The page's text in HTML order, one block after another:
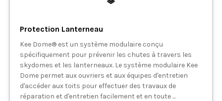
Protection Lanterneau
Kee Dome® est un système modulaire conçu
spécifiquement pour prévenir les chutes à travers les
skydomes et les lanterneaux. Le système modulaire Kee
Dome permet aux ouvriers et aux équipes d'entretien
d'accéder aux toits pour effectuer des travaux de
réparation et d'entretien facilement et en toute ...